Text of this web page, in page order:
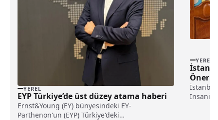
YEREL
EYP Türkiye’de üst düzey atama haberi
Ernst&Young (EY) bünyesindeki EY-
Parthenon'un (EYP) Türkiye'deki
YEREL
İnsani